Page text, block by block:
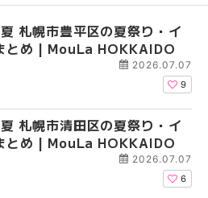
札幌市豊平区の夏祭り・イ
とめ | MouLa HOKKAIDO
2026.07.07
9
札幌市清田区の夏祭り・イ
とめ | MouLa HOKKAIDO
2026.07.07
6
【2026年最新】札幌
ガーデン｜オープン日
大通公園から穴場テ
2026年夏 札幌市白石
ベントまとめ |
【2026年最新】札幌
ガーデン｜オープン日
大通公園から穴場テ
2026年夏 札幌市北区
ントまとめ | MouLa